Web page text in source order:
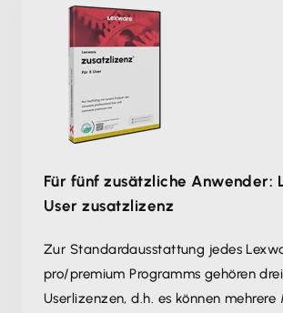
Für fünf zusätzliche Anwender:
User zusatzlizenz
Zur Standardausstattung jedes
pro/premium Programms gehören
Userlizenzen, d.h. es können